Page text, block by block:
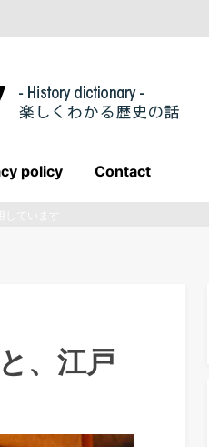
policy Contact
、江戸